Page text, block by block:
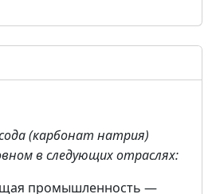
(карбонат натрия)
в следующих отраслях:
промышленность —